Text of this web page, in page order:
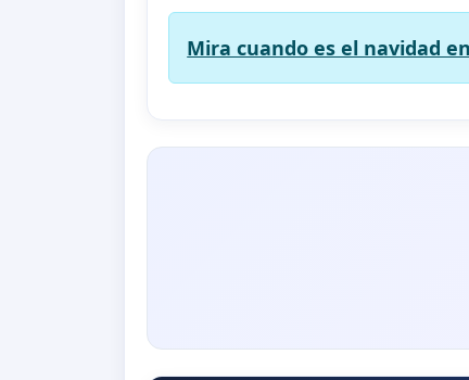
Mira cuando es el navidad